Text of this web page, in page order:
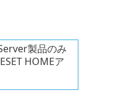
製品のみ
HOMEア